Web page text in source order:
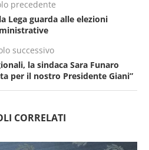
precedente
Lega guarda alle elezioni
successivo
la sindaca Sara Funaro
per il nostro Presidente Giani”
CORRELATI